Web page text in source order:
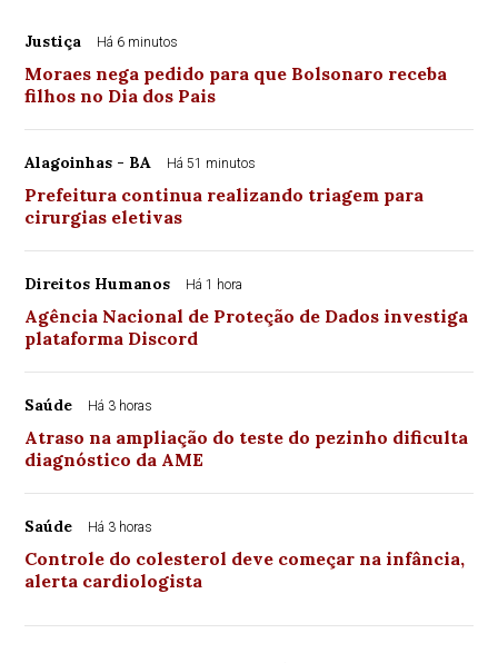
Justiça Há 6 minutos
Moraes nega pedido para que Bolsonaro receba
filhos no Dia dos Pais
Alagoinhas - BA Há 51 minutos
Prefeitura continua realizando triagem para
cirurgias eletivas
Direitos Humanos Há 1 hora
Agência Nacional de Proteção de Dados investiga
plataforma Discord
Saúde Há 3 horas
Atraso na ampliação do teste do pezinho dificulta
diagnóstico da AME
Saúde Há 3 horas
Controle do colesterol deve começar na infância,
alerta cardiologista